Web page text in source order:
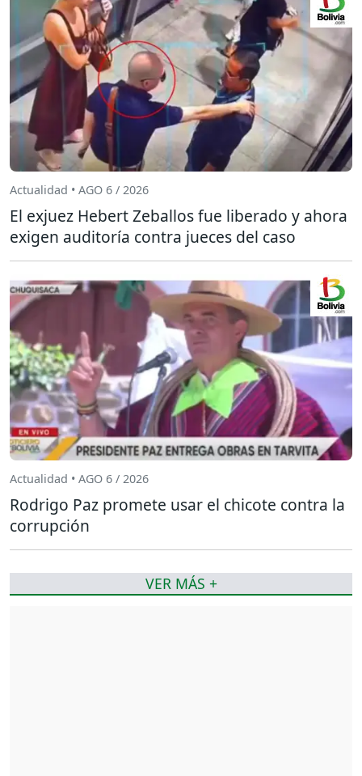
Actualidad • AGO 6 / 2026
El exjuez Hebert Zeballos fue liberado y ahora
exigen auditoría contra jueces del caso
Actualidad • AGO 6 / 2026
Rodrigo Paz promete usar el chicote contra la
corrupción
VER MÁS +